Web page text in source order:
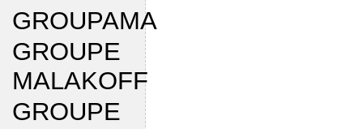
GROUPAMA
GROUPE
MALAKOFF
GROUPE